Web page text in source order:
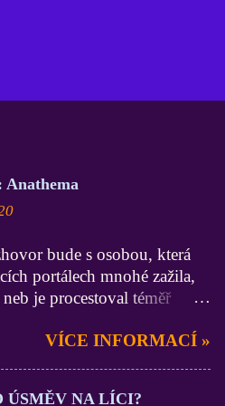
bude s osobou, která
portálech mnohé zažila,
je procestoval téměř
(zdatnější už jsem asi jen Já
VÍCE INFORMACÍ »
ÚSMĚV NA LÍCI?